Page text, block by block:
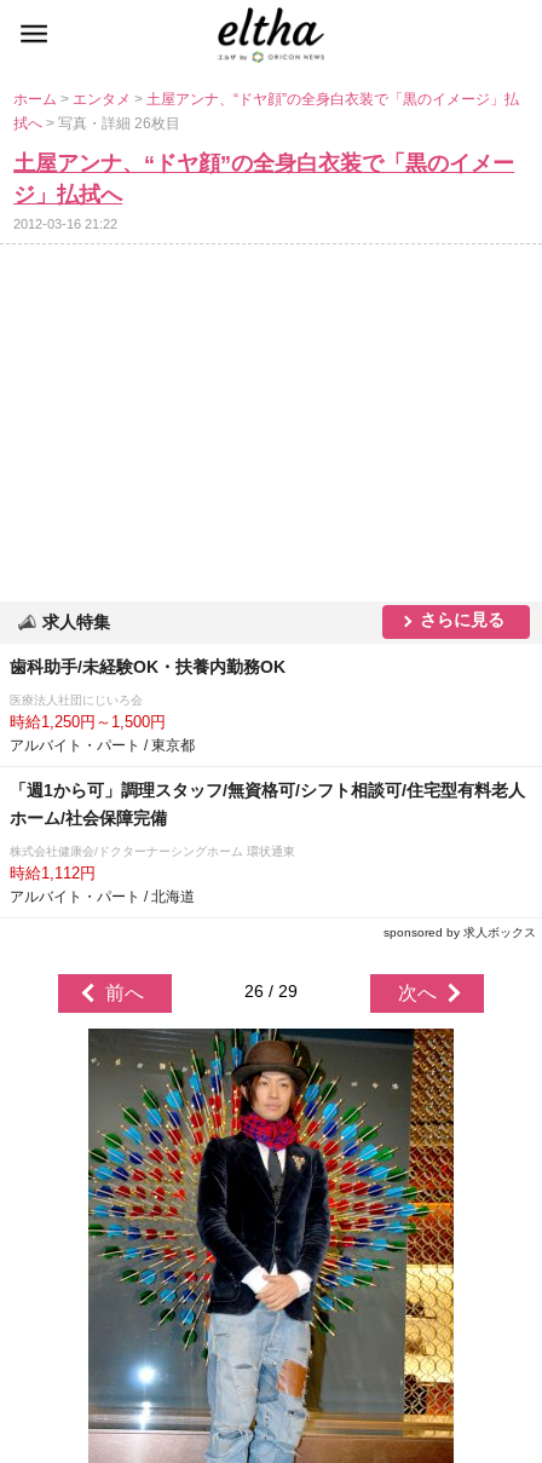
ホーム> エンタメ>土屋アンナ、“ドヤ顔”の全身白衣装で「黒のイメージ」払
拭へ> 写真・詳細 26枚目
土屋アンナ、“ドヤ顔”の全身白衣装で「黒のイメー
ジ」払拭へ
2012-03-16 21:22
求人特集 さらに見る
歯科助手/未経験OK・扶養内勤務OK
医療法人社団にじいろ会
時給1,250円～1,500円
アルバイト・パート / 東京都
「週1から可」調理スタッフ/無資格可/シフト相談可/住宅型有料老人
ホーム/社会保障完備
株式会社健康会/ドクターナーシングホーム 環状通東
時給1,112円
アルバイト・パート / 北海道
sponsored by 求人ボックス
前へ 26 / 29 次へ